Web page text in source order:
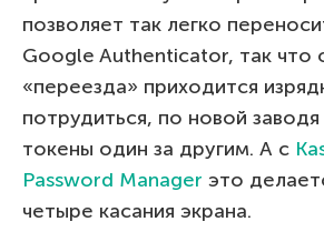
позволяет так легко
Google Authenticator, так что
«переезда» приходится
потрудиться, по новой
токены один за другим. А с
Password Manager это
четыре касания экрана.